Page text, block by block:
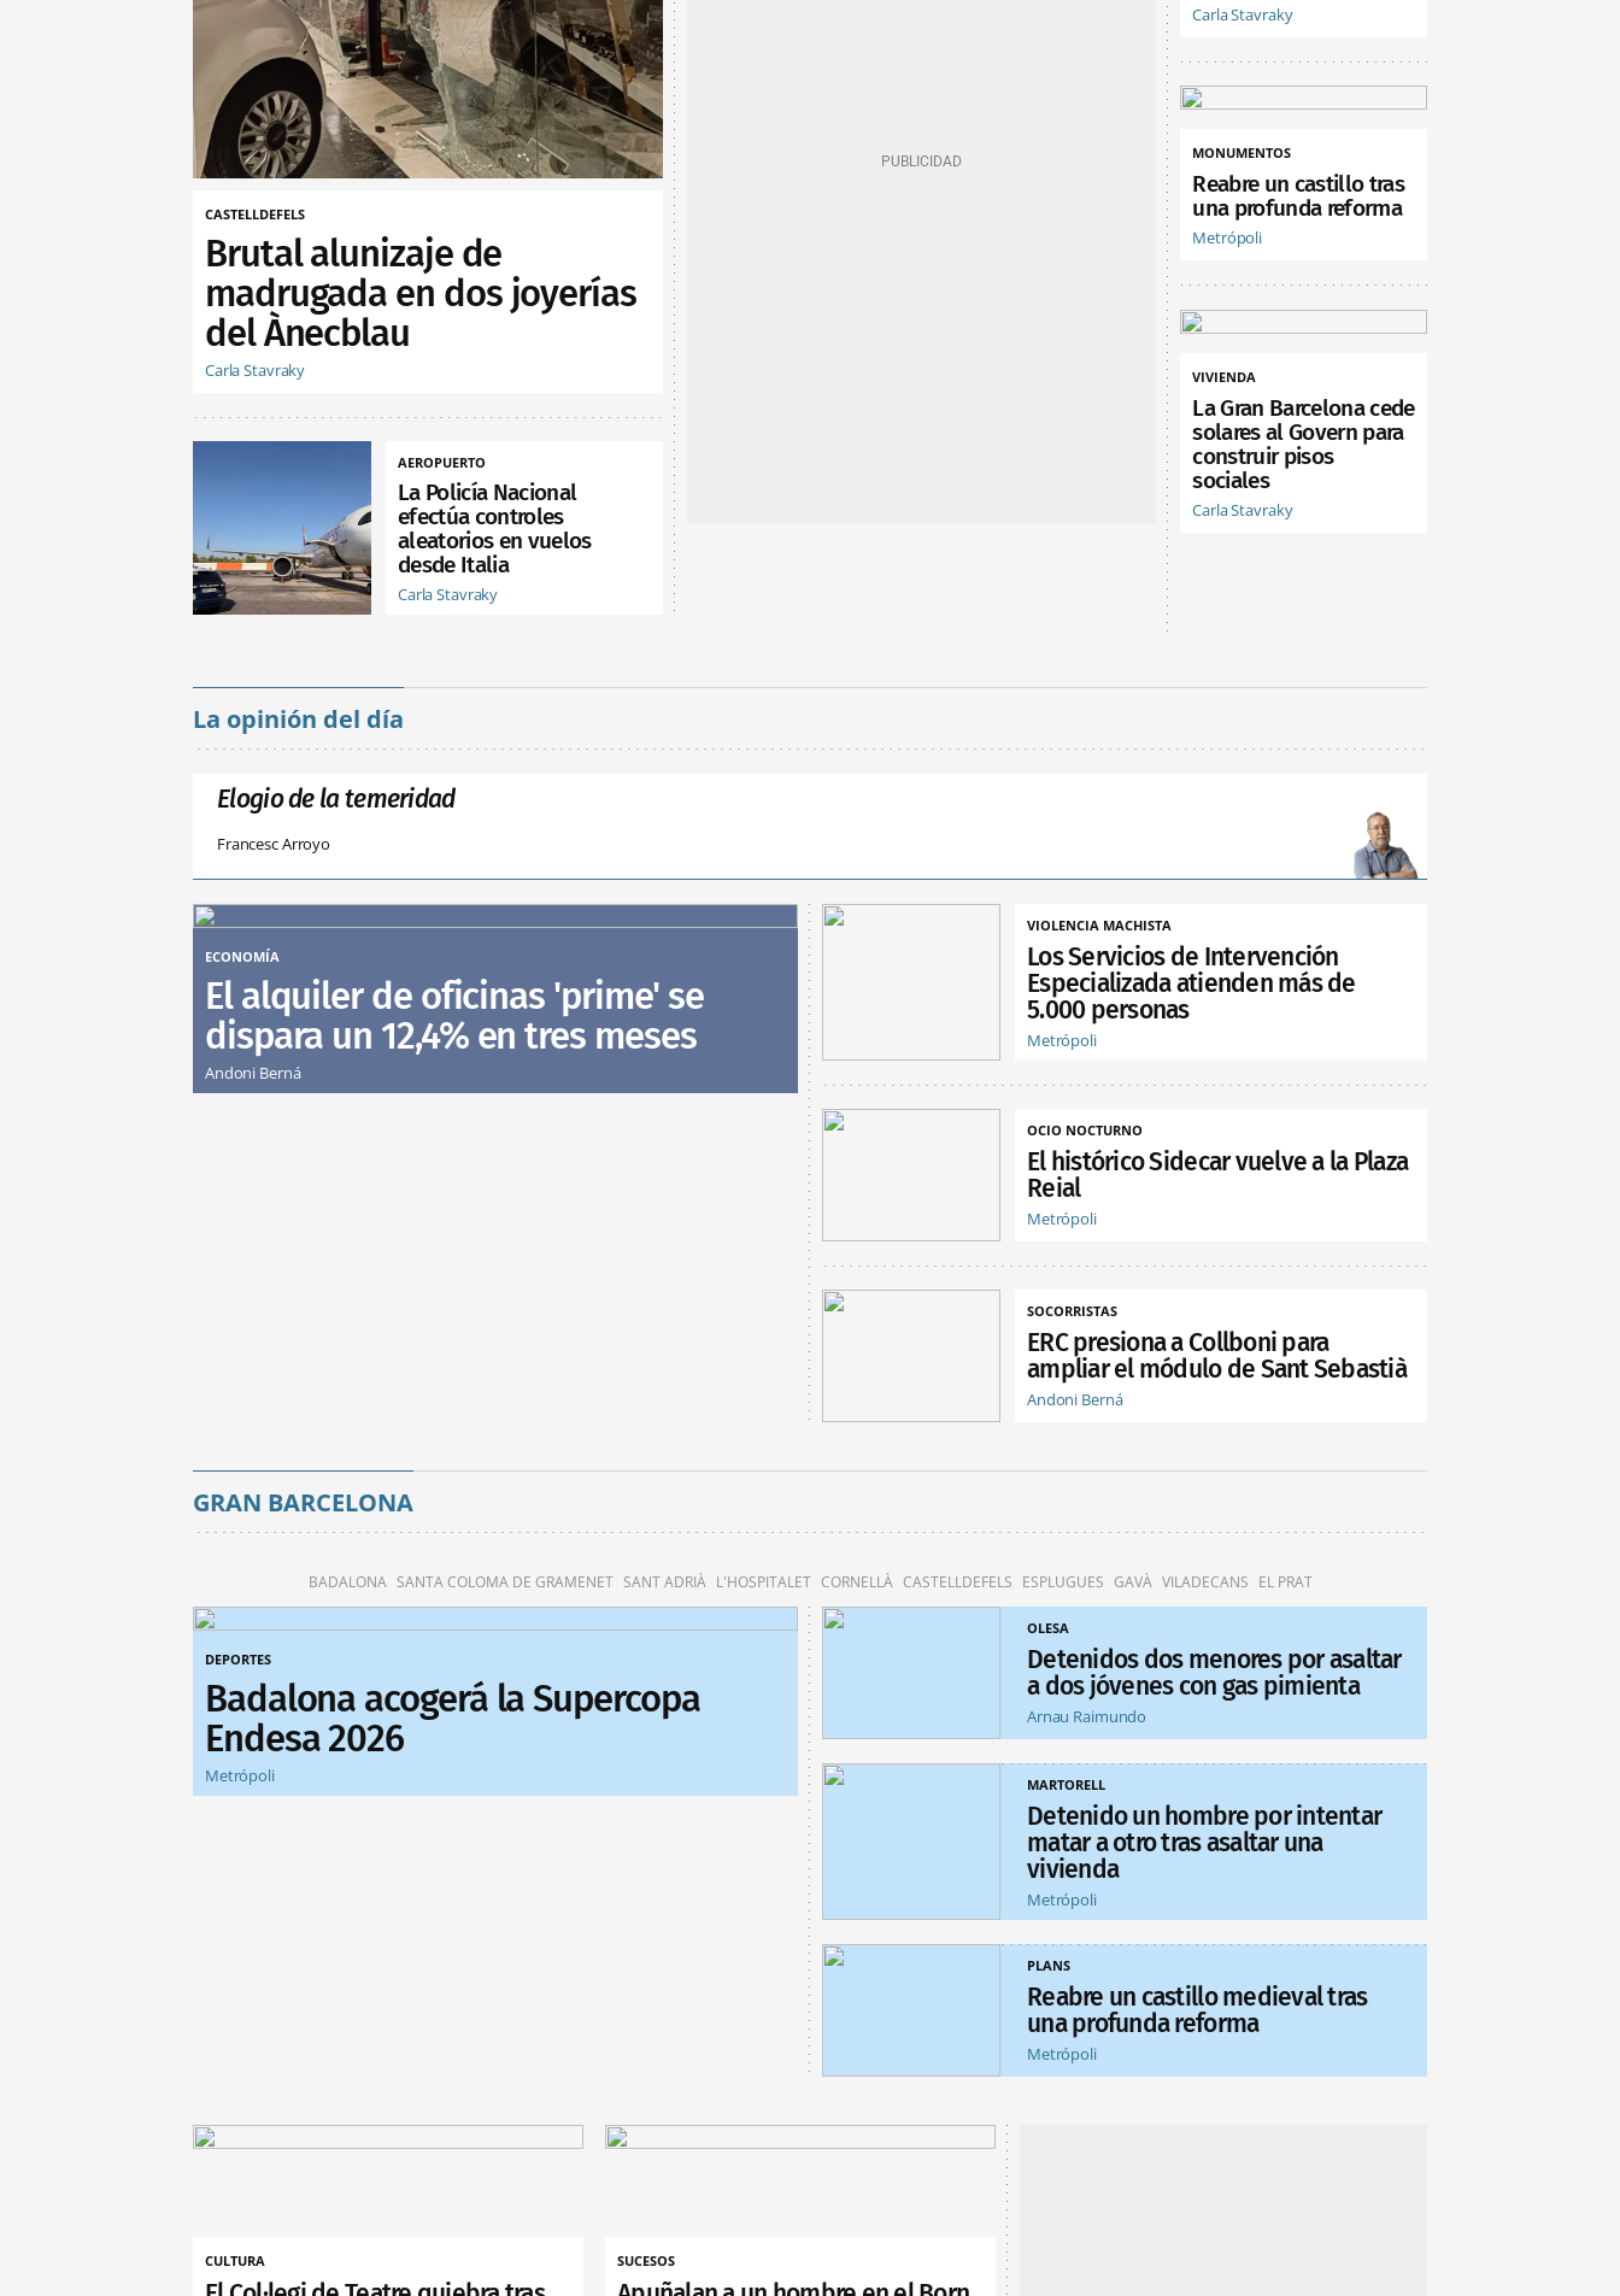
CASTELLDEFELS
Brutal alunizaje de
madrugada en dos joyerías
del Ànecblau
Carla Stavraky
AEROPUERTO
La Policía Nacional
efectúa controles
aleatorios en vuelos
desde Italia
Carla Stavraky
Carla Stavraky
MONUMENTOS
Reabre un castillo tras
una profunda reforma
Metrópoli
VIVIENDA
La Gran Barcelona cede
solares al Govern para
construir pisos
sociales
Carla Stavraky
La opinión del día
Elogio de la temeridad
Francesc Arroyo
ECONOMÍA
El alquiler de oficinas 'prime' se
dispara un 12,4% en tres meses
Andoni Berná
VIOLENCIA MACHISTA
Los Servicios de Intervención
Especializada atienden más de
5.000 personas
Metrópoli
OCIO NOCTURNO
El histórico Sidecar vuelve a la Plaza
Reial
Metrópoli
SOCORRISTAS
ERC presiona a Collboni para
ampliar el módulo de Sant Sebastià
Andoni Berná
GRAN BARCELONA
BADALONA SANTA COLOMA DE GRAMENET SANT ADRIÀ L'HOSPITALET CORNELLÀ CASTELLDEFELS ESPLUGUES GAVÀ VILADECANS EL PRAT
DEPORTES
Badalona acogerá la Supercopa
Endesa 2026
Metrópoli
OLESA
Detenidos dos menores por asaltar
a dos jóvenes con gas pimienta
Arnau Raimundo
MARTORELL
Detenido un hombre por intentar
matar a otro tras asaltar una
vivienda
Metrópoli
PLANS
Reabre un castillo medieval tras
una profunda reforma
Metrópoli
CULTURA SUCESOS